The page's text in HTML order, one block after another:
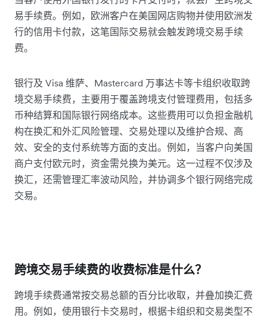
易手续费。例如，欧洲客户在美国网店购物并使用欧洲发
行的信用卡付款，这笔国际交易就会触发跨境交易手续
费。
银行及 Visa 维萨、Mastercard 万事达卡等卡组织收取跨
境交易手续费，主要用于覆盖跨境支付管理费用，包括多
币种结算和国际银行网络成本。这些费用可以负担金融机
构在换汇和外汇风险管理、交易处理以及维护合规、高
效、安全的支付系统等方面的支出。例如，当客户向美国
商户支付欧元时，资金需兑换为美元。这一过程不仅涉及
换汇，还需管理汇率波动风险，并协调多个银行网络完成
交易。
跨境交易手续费的收费标准是什么？
跨境手续费通常按交易总额的百分比收取，并叠加换汇费
用。例如，使用银行卡交易时，根据卡组织和交易类型不